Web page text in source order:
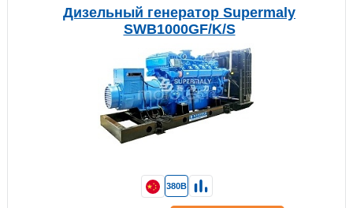
Дизельный генератор Supermaly
SWB1000GF/K/S
380В